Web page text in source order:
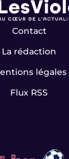
Contact
La rédaction
légales
Flux RSS